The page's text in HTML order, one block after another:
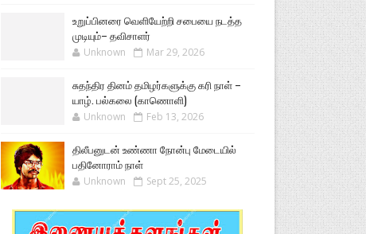
உறுப்பினரை வெளியேற்றி சபையை நடத்த
முடியும்– தவிசாளர்
Unknown Mar 29, 2026
சுதந்திர தினம் தமிழர்களுக்கு கரி நாள் –
யாழ். பல்கலை (காணொளி)
Unknown Feb 13, 2026
திலீபனுடன் உண்ணா நோன்பு மேடையில்
பதினோராம் நாள்
Unknown Sept 25, 2025